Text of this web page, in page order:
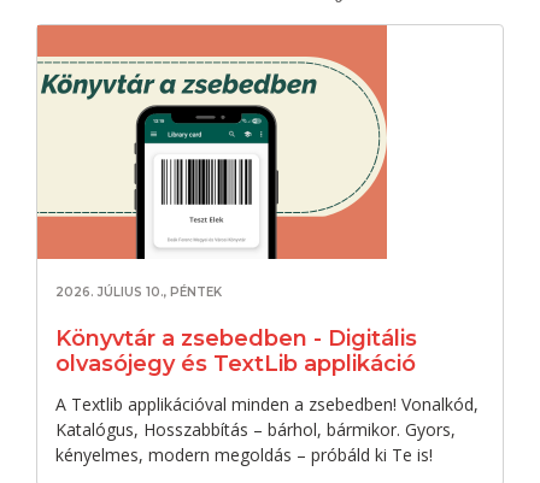
2026. JÚLIUS 10., PÉNTEK
Könyvtár a zsebedben - Digitális
olvasójegy és TextLib applikáció
A Textlib applikációval minden a zsebedben! Vonalkód,
Katalógus, Hosszabbítás – bárhol, bármikor. Gyors,
kényelmes, modern megoldás – próbáld ki Te is!